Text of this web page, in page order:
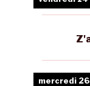
mercredi